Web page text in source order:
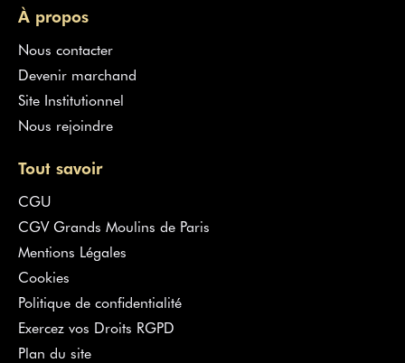
À propos
Nous contacter
Devenir marchand
Site Institutionnel
Nous rejoindre
Tout savoir
CGU
CGV Grands Moulins de Paris
Mentions Légales
Cookies
Politique de confidentialité
Exercez vos Droits RGPD
Plan du site